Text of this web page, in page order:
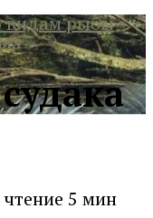
видам рыбы»
5 мин